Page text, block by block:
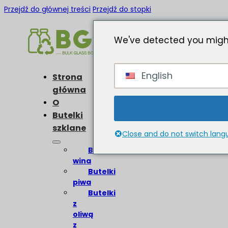
Przejdź do głównej treści Przejdź do stopki
Strona
główna
O
Butelki
szklane
Butelki
wina
Butelki
piwa
Butelki
z
oliwą
z
We've detected you
English
Close and do not switch